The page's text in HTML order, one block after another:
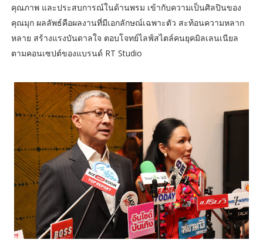
คุณภาพ และประสบการณ์ในด้านพรม เข้ากับความเป็นศิลปินของ
คุณมุก ผลลัพธ์คือผลงานที่มีเอกลักษณ์เฉพาะตัว สะท้อนความหลาก
หลาย สร้างแรงบันดาลใจ ตอบโจทย์ไลฟ์สไตล์คนยุคมิลเลนเนียล
ตามคอนเซปต์ของแบรนด์ RT Studio